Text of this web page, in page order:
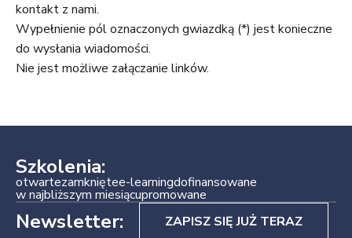
kontakt z nami.
Wypełnienie pól oznaczonych gwiazdką (*) jest konieczne
do wysłania wiadomości.
Nie jest możliwe załączanie linków.
Szkolenia:
otwartezamkniętee-learningdofinansowane
w najbliższym miesiącupromowane
Newsletter: ZAPISZ SIĘ JUŻ TERAZ